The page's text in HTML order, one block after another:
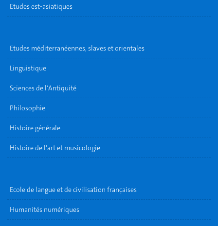
Etudes est-asiatiques
Etudes méditerranéennes, slaves et orientales
Linguistique
Sciences de l'Antiquité
Philosophie
Histoire générale
Histoire de l'art et musicologie
Ecole de langue et de civilisation françaises
Humanités numériques